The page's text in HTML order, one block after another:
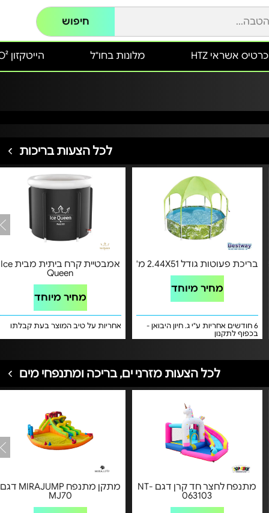
חיפוש
הייטקזון PRO² מלונות בחו"ל כרטיס אשראי HTZ
לכל הצעות בריכות
אמבטיית קרח ביתית מבית Ice
Queen
מחיר מיוחד
אחריות על טיב המוצר בעת קבלתו
בריכת פעוטות גודל 2.44X51 מ'
מחיר מיוחד
6 חודשים אחריות ע"י ג. חיון היבואן -
בכפוף לתקנון
לכל הצעות מזרני ים, בריכה ומתנפחי מים
מתקן מתנפח MIRAJUMP דגם
MJ70
מתנפח לחצר חד קרן דגם NT-
063103